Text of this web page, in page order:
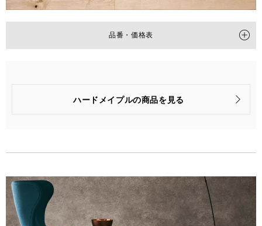
品番・価格表
6枚(1坪=3.3㎡)入
ハードメイプルの商品を見る